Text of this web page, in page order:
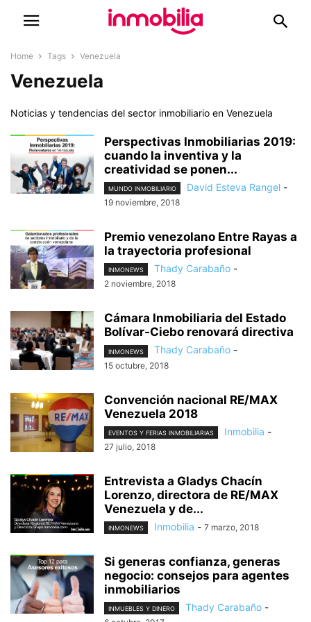
Home Tags Venezuela
Venezuela
Noticias y tendencias del sector inmobiliario en Venezuela
Perspectivas Inmobiliarias 2019:
cuando la inventiva y la
creatividad se ponen...
MUNDO INMOBILIARIO David Esteva Rangel -
19 noviembre, 2018
Premio venezolano Entre Rayas a
la trayectoria profesional
INMONEWS Thady Carabaño -
2 noviembre, 2018
Cámara Inmobiliaria del Estado
Bolívar-Ciebo renovará directiva
INMONEWS Thady Carabaño -
15 octubre, 2018
Convención nacional RE/MAX
Venezuela 2018
EVENTOS Y FERIAS INMOBILIARIAS Inmobilia -
27 julio, 2018
Entrevista a Gladys Chacín
Lorenzo, directora de RE/MAX
Venezuela y de...
INMONEWS Inmobilia - 7 marzo, 2018
Si generas confianza, generas
negocio: consejos para agentes
inmobiliarios
INMUEBLES Y DINERO Thady Carabaño -